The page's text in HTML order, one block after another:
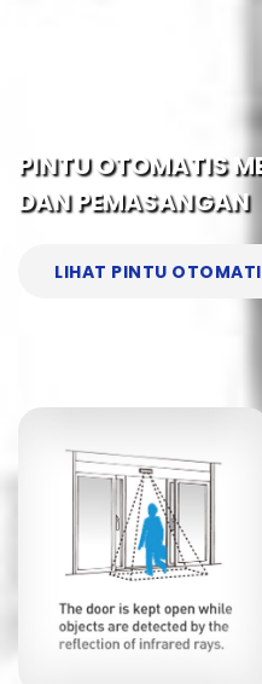
PINTU OTOMATIS
DAN PEMASANGAN
LIHAT PINTU